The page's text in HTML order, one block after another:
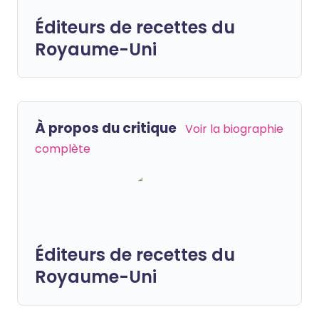
Éditeurs de recettes du
Royaume-Uni
À propos du critique Voir la biographie
complète
Éditeurs de recettes du
Royaume-Uni